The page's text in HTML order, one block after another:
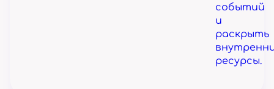
событий
и
раскрыть
ресурсы.